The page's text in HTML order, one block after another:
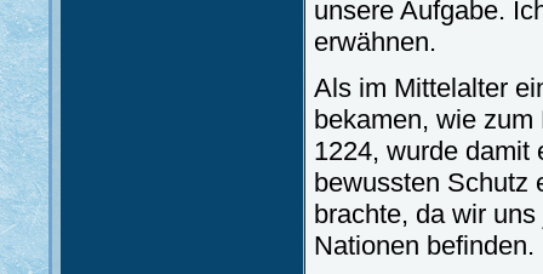
unsere Aufgabe.
erwähnen.
Als im Mittelalter
bekamen, wie
1224, wurde damit
bewussten Schutz
brachte, da wir
Nationen befinden.